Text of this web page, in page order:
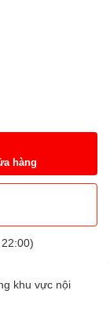
hàng
khu vực nội